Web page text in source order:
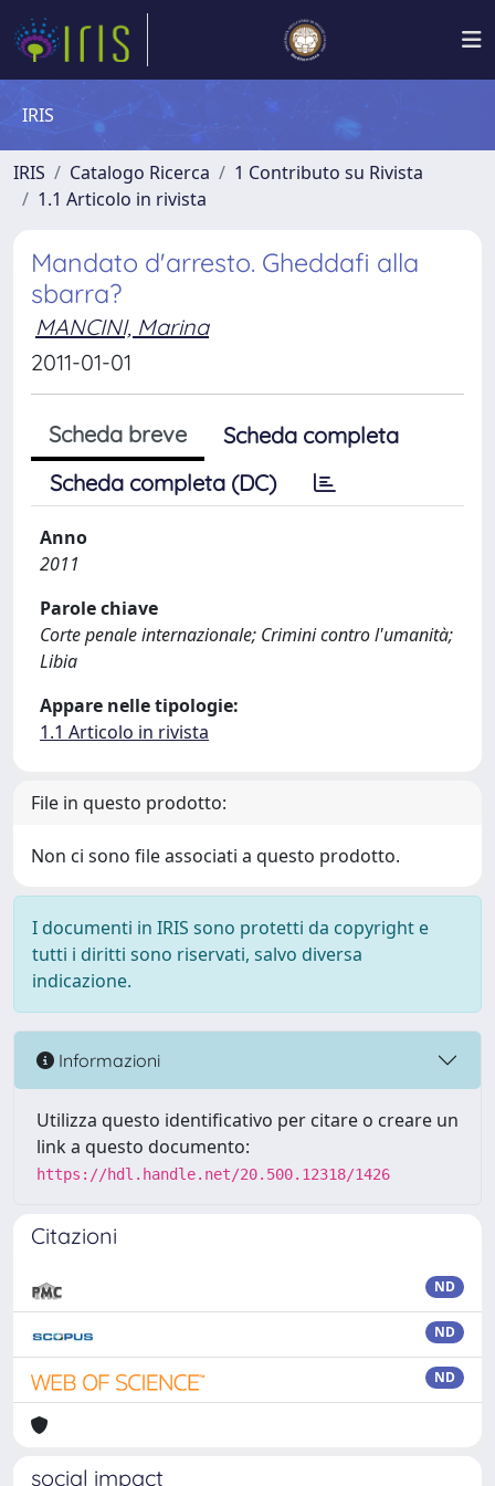
IRIS
IRIS Catalogo Ricerca
1 Contributo su Rivista
1.1 Articolo in rivista
Mandato d'arresto. Gheddafi alla
sbarra?
MANCINI, Marina
2011-01-01
Scheda breve
Scheda completa
Scheda completa (DC)
Anno
2011
Parole chiave
Corte penale internazionale; Crimini contro l'umanità;
Libia
Appare nelle tipologie:
1.1 Articolo in rivista
File in questo prodotto:
Non ci sono file associati a questo prodotto.
I documenti in IRIS sono protetti da copyright e
tutti i diritti sono riservati, salvo diversa
indicazione.
Informazioni
Utilizza questo identificativo per citare o creare un
link a questo documento:
https://hdl.handle.net/20.500.12318/1426
Citazioni
ND
ND
ND
social impact